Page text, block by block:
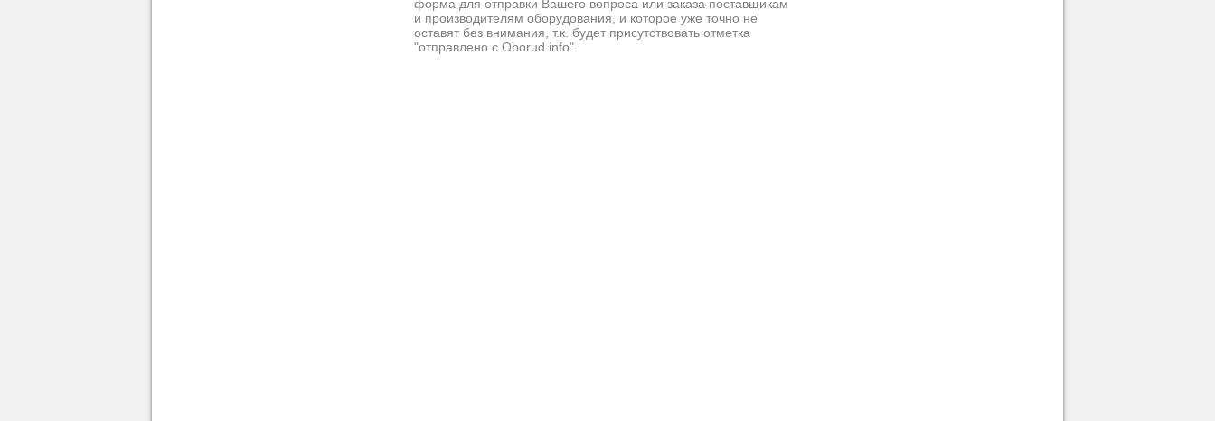
форма для отправки Вашего вопроса или заказа поставщикам
и производителям оборудования, и которое уже точно не
оставят без внимания, т.к. будет присутствовать отметка
"отправлено с Oborud.info".